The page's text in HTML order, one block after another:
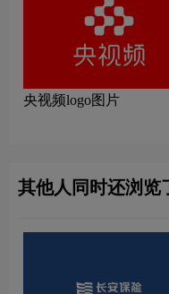
央视频logo图片
其他人同时还浏览